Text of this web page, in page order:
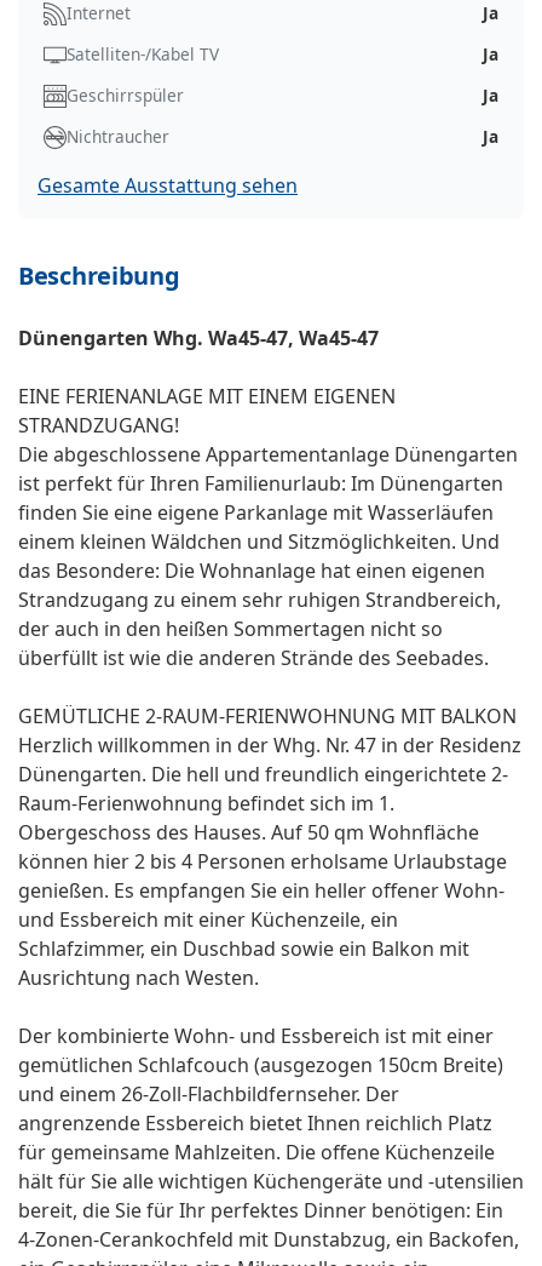
Internet
Ja
Satelliten-/Kabel TV
Ja
Geschirrspüler
Ja
Nichtraucher
Ja
Gesamte Ausstattung sehen
Beschreibung
Dünengarten Whg. Wa45-47, Wa45-47
EINE FERIENANLAGE MIT EINEM EIGENEN
STRANDZUGANG!
Die abgeschlossene Appartementanlage Dünengarten
ist perfekt für Ihren Familienurlaub: Im Dünengarten
finden Sie eine eigene Parkanlage mit Wasserläufen
einem kleinen Wäldchen und Sitzmöglichkeiten. Und
das Besondere: Die Wohnanlage hat einen eigenen
Strandzugang zu einem sehr ruhigen Strandbereich,
der auch in den heißen Sommertagen nicht so
überfüllt ist wie die anderen Strände des Seebades.
GEMÜTLICHE 2-RAUM-FERIENWOHNUNG MIT BALKON
Herzlich willkommen in der Whg. Nr. 47 in der Residenz
Dünengarten. Die hell und freundlich eingerichtete 2-
Raum-Ferienwohnung befindet sich im 1.
Obergeschoss des Hauses. Auf 50 qm Wohnfläche
können hier 2 bis 4 Personen erholsame Urlaubstage
genießen. Es empfangen Sie ein heller offener Wohn-
und Essbereich mit einer Küchenzeile, ein
Schlafzimmer, ein Duschbad sowie ein Balkon mit
Ausrichtung nach Westen.
Der kombinierte Wohn- und Essbereich ist mit einer
gemütlichen Schlafcouch (ausgezogen 150cm Breite)
und einem 26-Zoll-Flachbildfernseher. Der
angrenzende Essbereich bietet Ihnen reichlich Platz
für gemeinsame Mahlzeiten. Die offene Küchenzeile
hält für Sie alle wichtigen Küchengeräte und -utensilien
bereit, die Sie für Ihr perfektes Dinner benötigen: Ein
4-Zonen-Cerankochfeld mit Dunstabzug, ein Backofen,